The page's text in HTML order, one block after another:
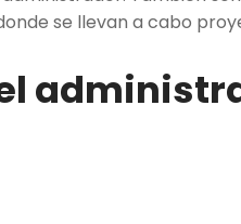
se llevan a cabo